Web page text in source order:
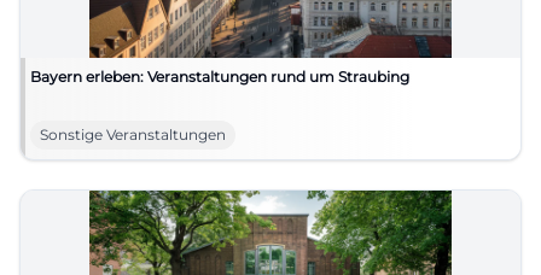
Bayern erleben: Veranstaltungen rund um Straubing
Sonstige Veranstaltungen